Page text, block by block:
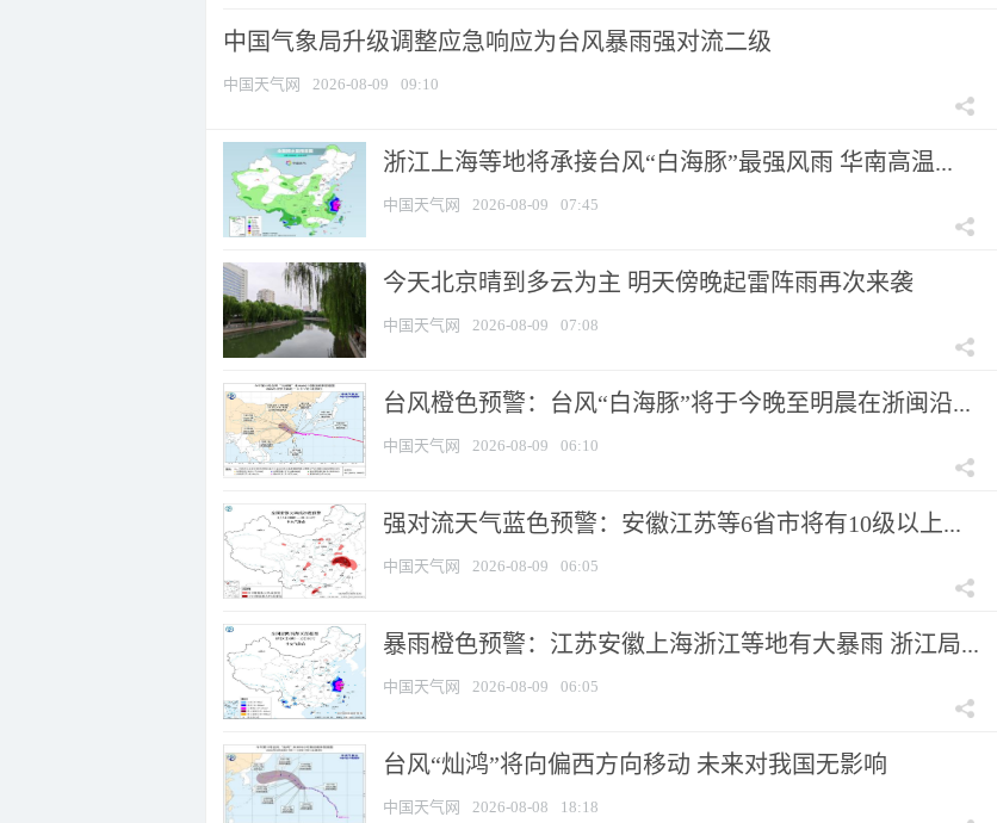
中国气象局升级调整应急响应为台风暴雨强对流二级
中国天气网 2026-08-09 09:10
浙江上海等地将承接台风“白海豚”最强风雨 华南高温...
中国天气网 2026-08-09 07:45
今天北京晴到多云为主 明天傍晚起雷阵雨再次来袭
中国天气网 2026-08-09 07:08
台风橙色预警：台风“白海豚”将于今晚至明晨在浙闽沿...
中国天气网 2026-08-09 06:10
强对流天气蓝色预警：安徽江苏等6省市将有10级以上...
中国天气网 2026-08-09 06:05
暴雨橙色预警：江苏安徽上海浙江等地有大暴雨 浙江局...
中国天气网 2026-08-09 06:05
台风“灿鸿”将向偏西方向移动 未来对我国无影响
中国天气网 2026-08-08 18:18